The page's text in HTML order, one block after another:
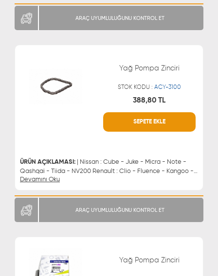
ARAÇ UYUMLULUĞUNU KONTROL ET
Yağ Pompa Zinciri
STOK KODU : ACY-3100
388,80 TL
SEPETE EKLE
ÜRÜN AÇIKLAMASI: | Nissan : Cube - Juke - Micra - Note -
Qashqai - Tiida - NV200 Renault : Clio - Fluence - Kangoo -
Laguna - Latitude - Logan - Megane - Modus - Sandero -
Duster - Logan - Lodgy - Sandero | Yağ Pompa Zinciri
Devamını Oku
MÜŞTERİ HİZMETLERİ
ARAÇ UYUMLULUĞUNU KONTROL ET
Yağ Pompa Zinciri